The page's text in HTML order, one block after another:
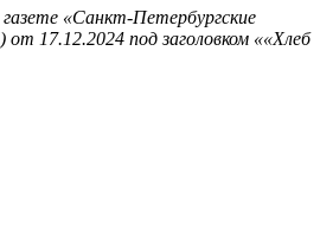
«Санкт-Петербургские
17.12.2024 под заголовком ««Хлеб